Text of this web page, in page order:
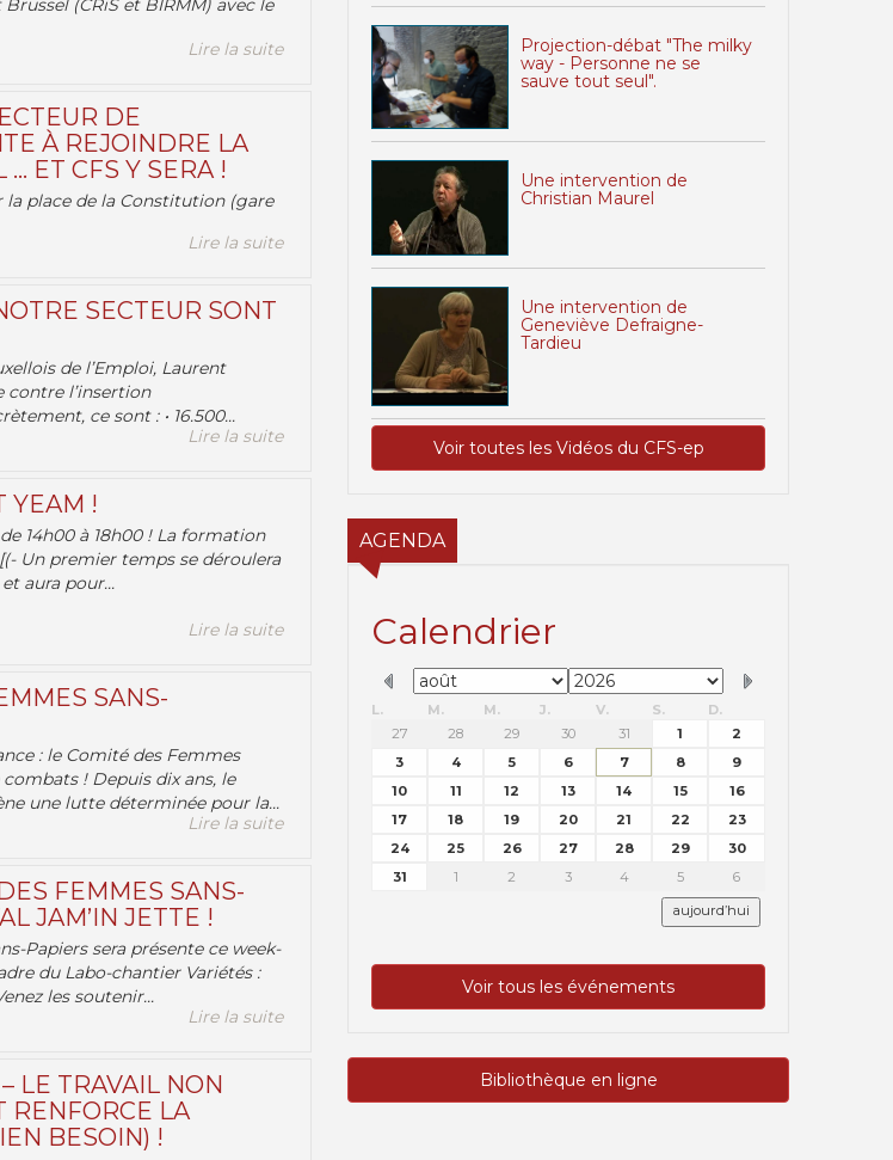
(CRiS et BIRMM) avec le
Lire la suite
DE
À REJOINDRE LA
ET CFS Y SERA !
place de la Constitution (gare
Lire la suite
SECTEUR SONT
de l’Emploi, Laurent
l’insertion
ce sont : • 16.500...
Lire la suite
YEAM !
14h00 à 18h00 ! La formation
Un premier temps se déroulera
aura pour...
Lire la suite
SANS-
: le Comité des Femmes
! Depuis dix ans, le
une lutte déterminée pour la...
Lire la suite
FEMMES SANS-
JAM’IN JETTE !
Papiers sera présente ce week-
du Labo-chantier Variétés :
les soutenir...
Lire la suite
LE TRAVAIL NON
RENFORCE LA
BESOIN) !
Projection-débat "The milky
way - Personne ne se
sauve tout seul".
Une intervention de
Christian Maurel
Une intervention de
Geneviève Defraigne-
Tardieu
Voir toutes les Vidéos du CFS-ep
AGENDA
Calendrier
L. M. M. J. V. S.
D.
27
28 29 30 31 1
2
3
4 5 6 7 8
9
10
11 12 13 14 15
16
17
18 19 20 21 22
23
24
25 26 27 28 29
30
31
1 2 3 4 5 6
aujourd’hui
Voir tous les événements
Bibliothèque en ligne